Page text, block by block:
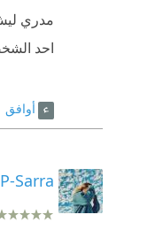
بفتيات
- سهلة و
- في
مدري
احد
أوافق
Sarra🌸✨️